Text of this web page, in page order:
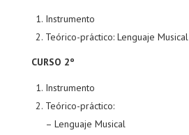
Instrumento
Teórico-práctico: Lenguaje Musical
CURSO 2º
Instrumento
Teórico-práctico:
– Lenguaje Musical